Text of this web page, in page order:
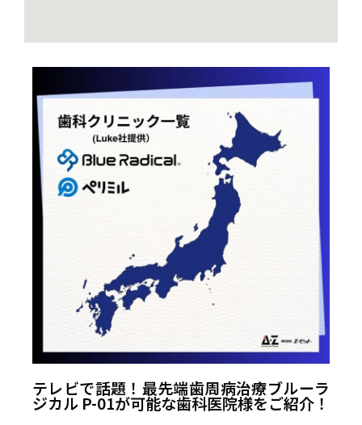
テレビで話題！最先端歯周病治療ブルーラ
ジカル P-01が可能な歯科医院様をご紹介！